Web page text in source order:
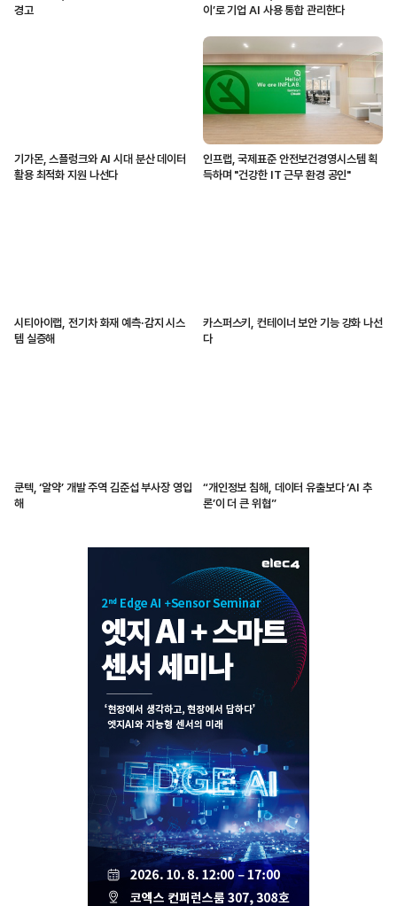
경고
이’로 기업 AI 사용 통합 관리한다
기가몬, 스플렁크와 AI 시대 분산 데이터
활용 최적화 지원 나선다
인프랩, 국제표준 안전보건경영시스템 획
득하며 "건강한 IT 근무 환경 공인"
시티아이랩, 전기차 화재 예측·감지 시스
템 실증해
카스퍼스키, 컨테이너 보안 기능 강화 나선
다
쿤텍, ‘알약’ 개발 주역 김준섭 부사장 영입
해
“개인정보 침해, 데이터 유출보다 ‘AI 추
론’이 더 큰 위협”